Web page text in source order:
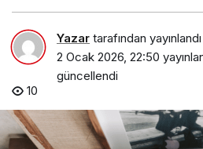
Yazar tarafından yayınlandı
2 Ocak 2026, 22:50
güncellendi
10